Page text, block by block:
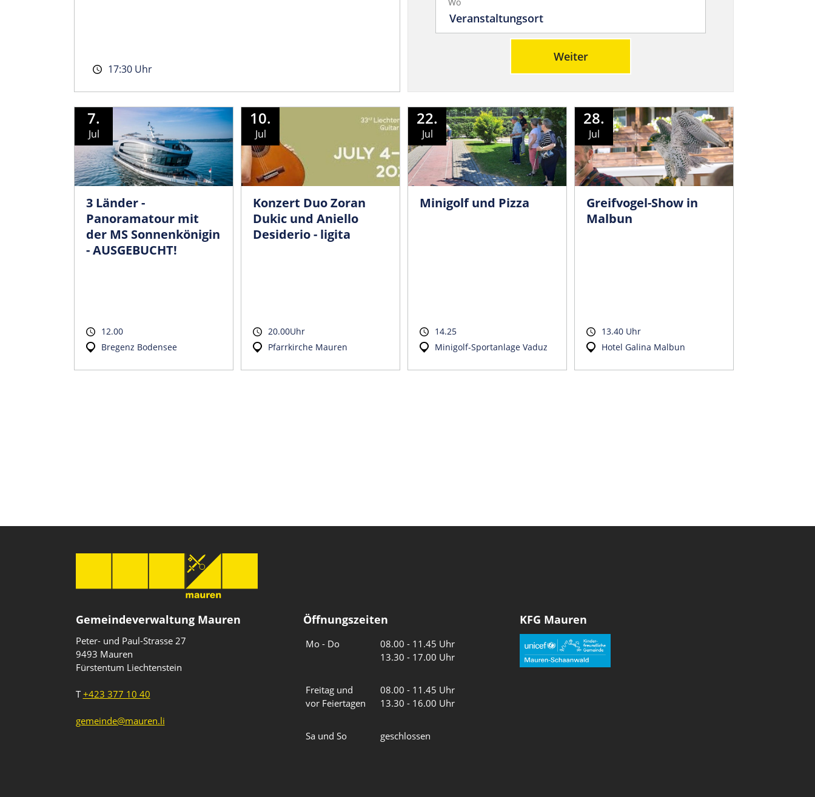
17:30 Uhr
Weiter
7.
Jul
3 Länder -
Panoramatour mit
der MS Sonnenkönigin
- AUSGEBUCHT!
12.00
Bregenz Bodensee
10.
Jul
Konzert Duo Zoran
Dukic und Aniello
Desiderio - ligita
20.00Uhr
Pfarrkirche Mauren
22.
Jul
Minigolf und Pizza
14.25
Minigolf-Sportanlage Vaduz
28.
Jul
Greifvogel-Show in
Malbun
13.40 Uhr
Hotel Galina Malbun
Gemeindeverwaltung Mauren
Peter- und Paul-Strasse 27
9493 Mauren
Fürstentum Liechtenstein
T+423 377 10 40
gemeinde@mauren.li
Öffnungszeiten
Mo - Do
08.00 - 11.45 Uhr
13.30 - 17.00 Uhr
Freitag und
vor Feiertagen
08.00 - 11.45 Uhr
13.30 - 16.00 Uhr
Sa und So geschlossen
KFG Mauren